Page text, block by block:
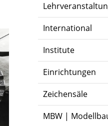
International
Institute
Einrichtungen
Zeichensäle
MBW |